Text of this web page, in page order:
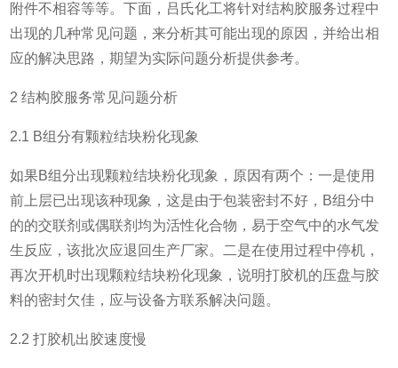
附件不相容等等。下面，吕氏化工将针对结构胶服务过程中
出现的几种常见问题，来分析其可能出现的原因，并给出相
应的解决思路，期望为实际问题分析提供参考。
2 结构胶服务常见问题分析
2.1 B组分有颗粒结块粉化现象
如果B组分出现颗粒结块粉化现象，原因有两个：一是使用
前上层已出现该种现象，这是由于包装密封不好，B组分中
的的交联剂或偶联剂均为活性化合物，易于空气中的水气发
生反应，该批次应退回生产厂家。二是在使用过程中停机，
再次开机时出现颗粒结块粉化现象，说明打胶机的压盘与胶
料的密封欠佳，应与设备方联系解决问题。
2.2 打胶机出胶速度慢